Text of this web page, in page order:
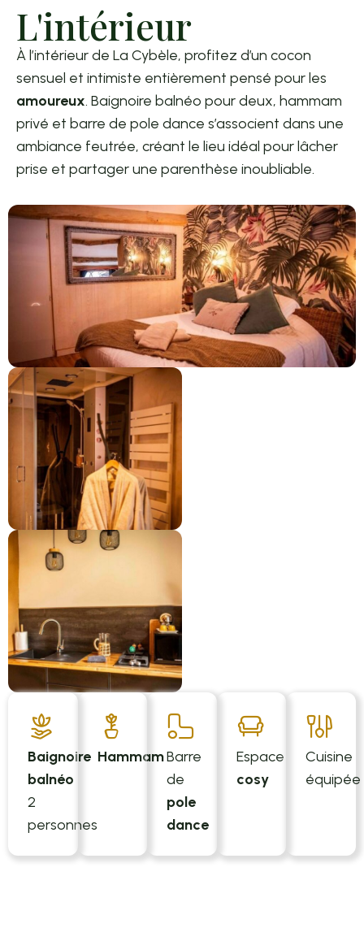
L'intérieur
À l’intérieur de La Cybèle, profitez d’un cocon
sensuel et intimiste entièrement pensé pour les
amoureux. Baignoire balnéo pour deux, hammam
privé et barre de pole dance s’associent dans une
ambiance feutrée, créant le lieu idéal pour lâcher
prise et partager une parenthèse inoubliable.
Baignoire
balnéo
2
personnes
HammamBarre
de
pole
dance
Espace
cosy
Cuisine
équipée